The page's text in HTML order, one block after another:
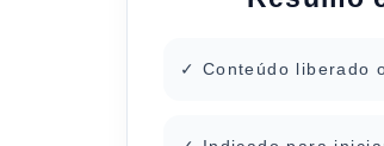
✓ Conteúdo liberado